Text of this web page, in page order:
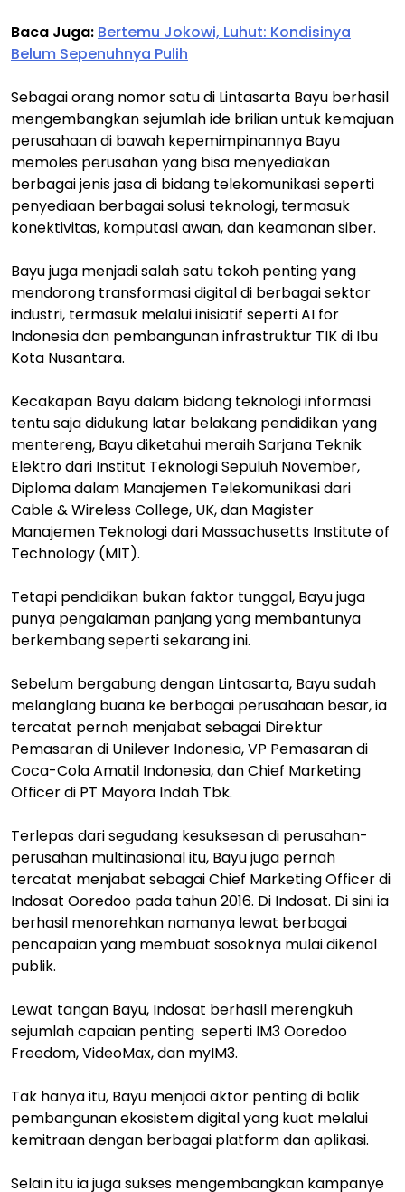
Baca Juga: Bertemu Jokowi, Luhut: Kondisinya
Belum Sepenuhnya Pulih
Sebagai orang nomor satu di Lintasarta Bayu berhasil
mengembangkan sejumlah ide brilian untuk kemajuan
perusahaan di bawah kepemimpinannya Bayu
memoles perusahan yang bisa menyediakan
berbagai jenis jasa di bidang telekomunikasi seperti
penyediaan berbagai solusi teknologi, termasuk
konektivitas, komputasi awan, dan keamanan siber.
Bayu juga menjadi salah satu tokoh penting yang
mendorong transformasi digital di berbagai sektor
industri, termasuk melalui inisiatif seperti AI for
Indonesia dan pembangunan infrastruktur TIK di Ibu
Kota Nusantara.
Kecakapan Bayu dalam bidang teknologi informasi
tentu saja didukung latar belakang pendidikan yang
mentereng, Bayu diketahui meraih Sarjana Teknik
Elektro dari Institut Teknologi Sepuluh November,
Diploma dalam Manajemen Telekomunikasi dari
Cable & Wireless College, UK, dan Magister
Manajemen Teknologi dari Massachusetts Institute of
Technology (MIT).
Tetapi pendidikan bukan faktor tunggal, Bayu juga
punya pengalaman panjang yang membantunya
berkembang seperti sekarang ini.
Sebelum bergabung dengan Lintasarta, Bayu sudah
melanglang buana ke berbagai perusahaan besar, ia
tercatat pernah menjabat sebagai Direktur
Pemasaran di Unilever Indonesia, VP Pemasaran di
Coca-Cola Amatil Indonesia, dan Chief Marketing
Officer di PT Mayora Indah Tbk.
Terlepas dari segudang kesuksesan di perusahan-
perusahan multinasional itu, Bayu juga pernah
tercatat menjabat sebagai Chief Marketing Officer di
Indosat Ooredoo pada tahun 2016. Di Indosat. Di sini ia
berhasil menorehkan namanya lewat berbagai
pencapaian yang membuat sosoknya mulai dikenal
publik.
Lewat tangan Bayu, Indosat berhasil merengkuh
sejumlah capaian penting seperti IM3 Ooredoo
Freedom, VideoMax, dan myIM3.
Tak hanya itu, Bayu menjadi aktor penting di balik
pembangunan ekosistem digital yang kuat melalui
kemitraan dengan berbagai platform dan aplikasi.
Selain itu ia juga sukses mengembangkan kampanye